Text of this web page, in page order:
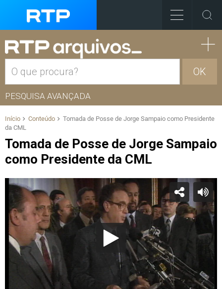
OK
PESQUISA AVANÇADA
Início Conteúdo
Tomada de Posse de Jorge Sampaio como Presidente
da CML
Tomada de Posse de Jorge Sampaio
como Presidente da CML